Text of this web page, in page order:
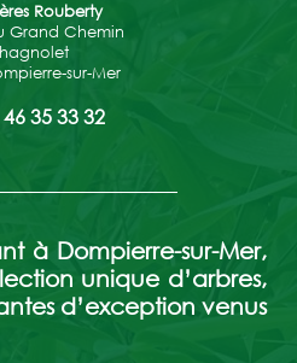
Rouberty
Grand Chemin
sur-Mer
35 33 32
à Dompierre-sur-Mer,
unique d’arbres,
d’exception venus